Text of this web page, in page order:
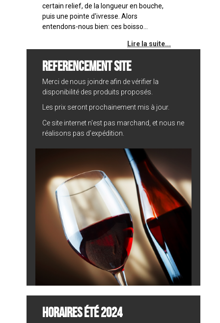
certain relief, de la longueur en bouche,
puis une pointe d'ivresse. Alors
entendons-nous bien: ces boisso...
Lire la suite...
REFERENCEMENT SITE
Merci de nous joindre afin de vérifier la
disponibilité des produits proposés.
Les prix seront prochainement mis à jour.
Ce site internet n'est pas marchand, et nous ne
réalisons pas d'expédition.
HORAIRES ÉTÉ 2024